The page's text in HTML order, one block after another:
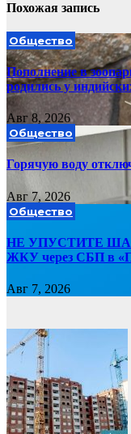
Похожая запись
Общество
Пополнение в
родились у
Авг 8, 2026
Общество
Горячую воду
Авг 7, 2026
Общество
НЕ УПУСТИТЕ ШАНС
ЖКУ через СБП в
Авг 7, 2026